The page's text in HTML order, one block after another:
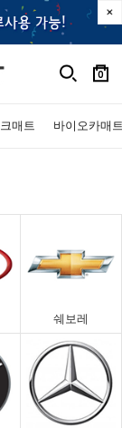
0
매트 바이오카매
쉐보레